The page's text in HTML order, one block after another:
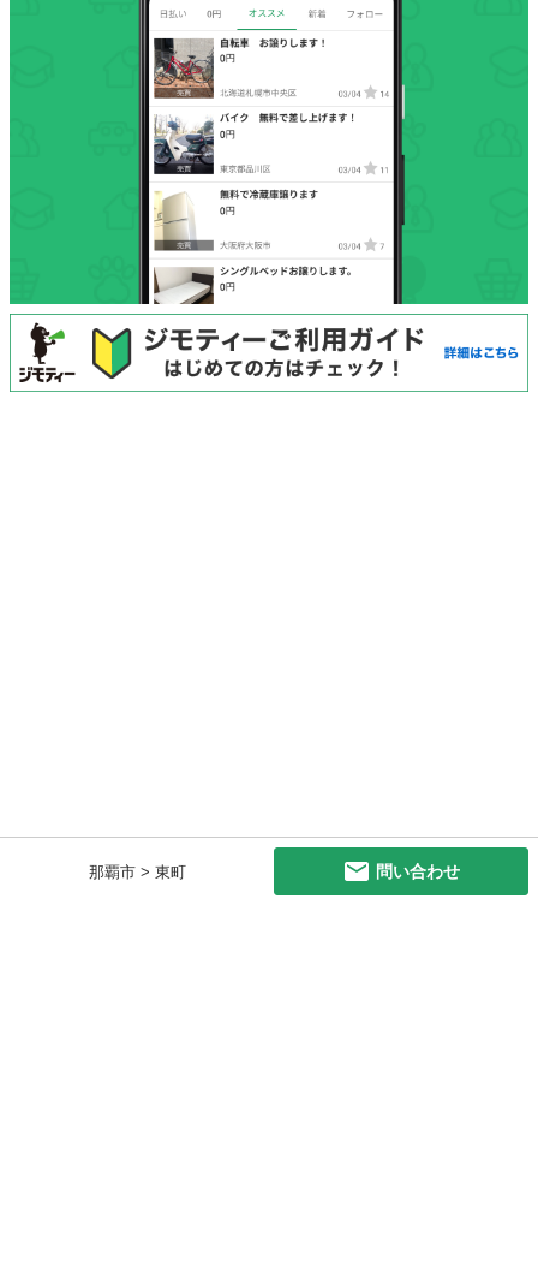
那覇市 > 東町 問い合わせ